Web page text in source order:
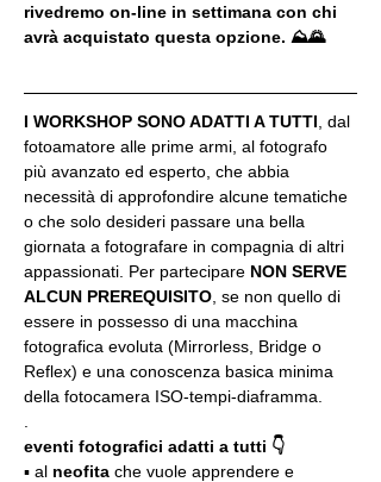
rivedremo on-line in settimana con chi
avrà acquistato questa opzione. ⛰🌄
I WORKSHOP SONO ADATTI A TUTTI , dal
fotoamatore alle prime armi, al fotografo
più avanzato ed esperto, che abbia
necessità di approfondire alcune tematiche
o che solo desideri passare una bella
giornata a fotografare in compagnia di altri
appassionati. Per partecipare NON SERVE
ALCUN PREREQUISITO , se non quello di
essere in possesso di una macchina
fotografica evoluta (Mirrorless, Bridge o
Reflex) e una conoscenza basica minima
della fotocamera ISO-tempi-diaframma.
eventi fotografici adatti a tutti 👇
▪️ al neofita che vuole apprendere e